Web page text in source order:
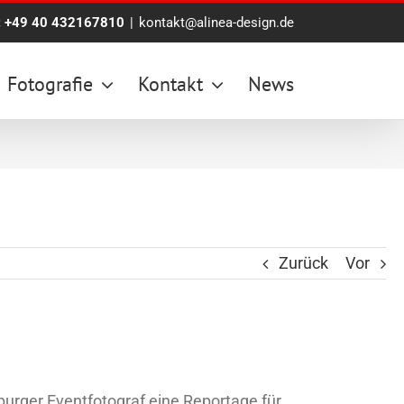
+49 40 432167810 | kontakt@alinea-design.de
Fotografie Kontakt News
Zurück Vor